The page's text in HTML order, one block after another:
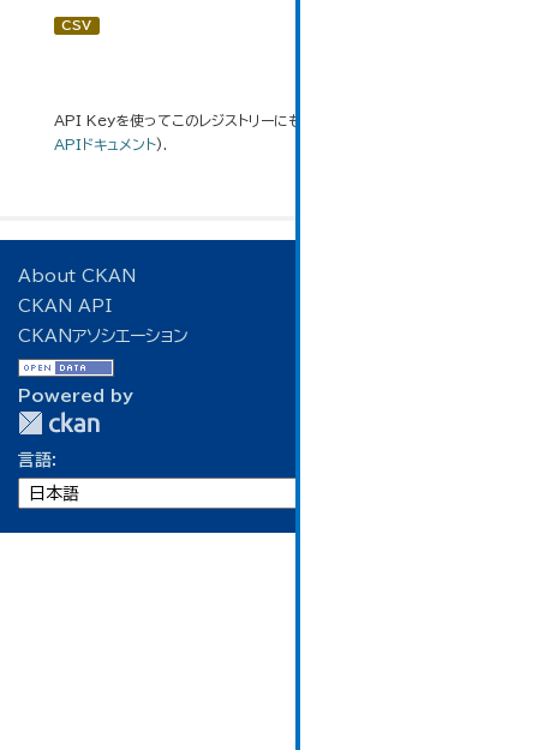
CSV
API Keyを使ってこのレジストリーにもアクセス可能です
APIドキュメント).
About CKAN
CKAN API
CKANアソシエーション
Powered by
言語